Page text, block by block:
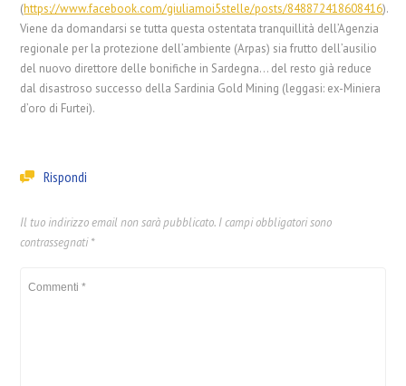
(https://www.facebook.com/giuliamoi5stelle/posts/848872418608416).
Viene da domandarsi se tutta questa ostentata tranquillità dell’Agenzia
regionale per la protezione dell’ambiente (Arpas) sia frutto dell’ausilio
del nuovo direttore delle bonifiche in Sardegna… del resto già reduce
dal disastroso successo della Sardinia Gold Mining (leggasi: ex-Miniera
d’oro di Furtei).
Rispondi
Il tuo indirizzo email non sarà pubblicato. I campi obbligatori sono
contrassegnati*